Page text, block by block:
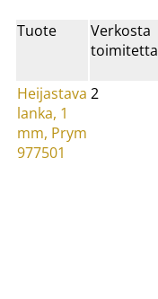
Tuote
Verkosta
Heijastava
lanka, 1
mm, Prym
977501
2